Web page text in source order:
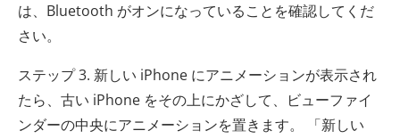
は、Bluetooth がオンになっていることを確認してくだ
さい。
ステップ 3. 新しい iPhone にアニメーションが表示され
たら、古い iPhone をその上にかざして、ビューファイ
ンダーの中央にアニメーションを置きます。 「新しい